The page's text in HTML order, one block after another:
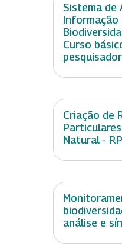
Sistema de
Informação
Curso
Criação de
Natural -
análise e